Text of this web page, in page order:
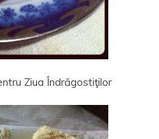
Ziua Îndrăgostiţilor